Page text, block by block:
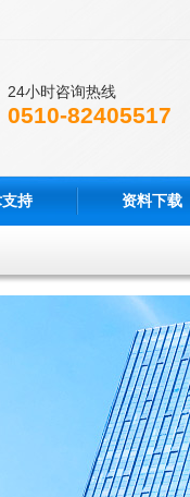
24小时咨询热线
0510-82405517
持 资料下载